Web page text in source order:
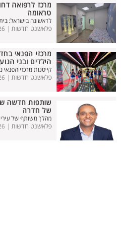
מרכז לרפואה
טראומה
לראשונה בישראל:
פלאשנט חדשות |
מרכזי הפנאי
הילדים ובני
קייטנות מרכזי הפנאי
פלאשנט חדשות |
שותפות חדשה
של חדרה
מהלך משותף של
פלאשנט חדשות |